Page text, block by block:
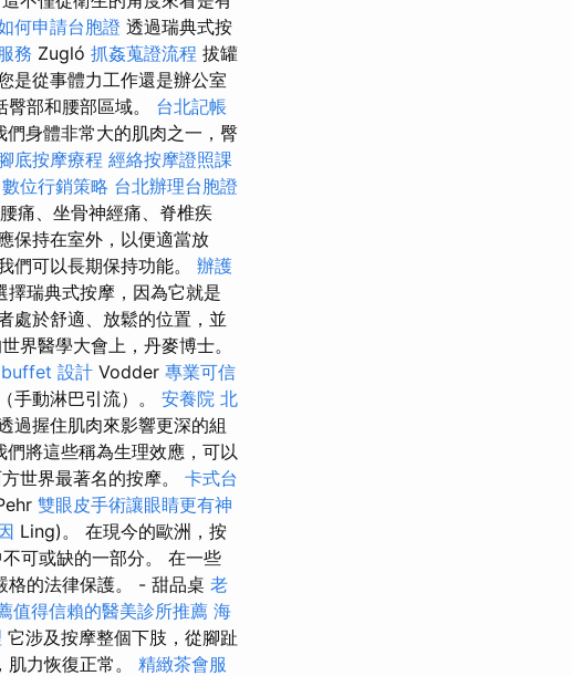
何申請台胞證 透過瑞典式按
務 Zugló 抓姦蒐證流程 拔罐
是從事體力工作還是辦公室
部和腰部區域。 台北記帳
們身體非常大的肌肉之一，臀
底按摩療程 經絡按摩證照課
數位行銷策略 台北辦理台胞證
痛、坐骨神經痛、脊椎疾
保持在室外，以便適當放
們可以長期保持功能。 辦護
擇瑞典式按摩，因為它就是
處於舒適、放鬆的位置，並
界醫學大會上，丹麥博士。
設計 Vodder 專業可信
手動淋巴引流）。 安養院 北
過握住肌肉來影響更深的組
們將這些稱為生理效應，可以
世界最著名的按摩。 卡式台
雙眼皮手術讓眼睛更有神
Ling)。 在現今的歐洲，按
可或缺的一部分。 在一些
格的法律保護。 - 甜品桌 老
值得信賴的醫美診所推薦 海
它涉及按摩整個下肢，從腳趾
力恢復正常。 精緻茶會服